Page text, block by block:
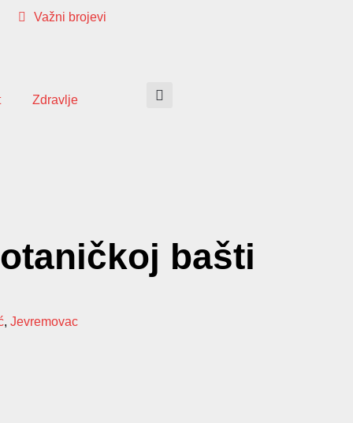
Važni brojevi
Zdravlje
bašti
, Jevremovac